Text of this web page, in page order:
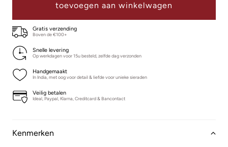
toevoegen aan winkelwagen
Gratis verzending
Boven de €100+
Snelle levering
Op werkdagen voor 15u besteld, zelfde dag verzonden
Handgemaakt
In India, met oog voor detail & liefde voor unieke sieraden
Veilig betalen
Ideal, Paypal, Klarna, Creditcard & Bancontact
Kenmerken